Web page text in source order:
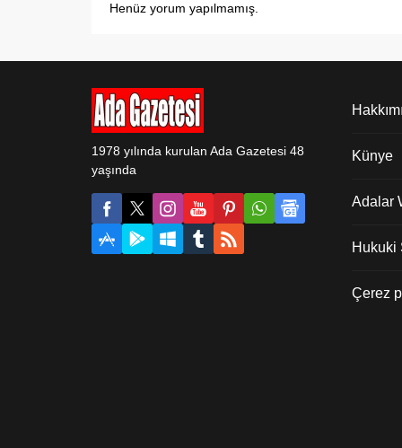
Henüz yorum yapılmamış.
1978 yılında kurulan Ada Gazetesi 48
yaşında
Künye
Adalar
Hukuki
Çerez